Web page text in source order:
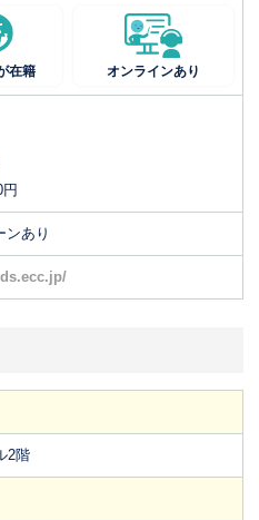
在籍 オンラインあり
ンあり
2階